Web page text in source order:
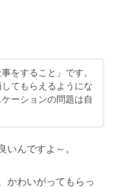
をすること」です。
てもらえるようにな
ーションの問題は自
いんですよ～。
かわいがってもらっ